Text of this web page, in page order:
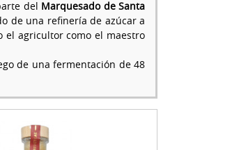
del Marquesado de Santa
de una refinería de azúcar a
el agricultor como el maestro
de una fermentación de 48